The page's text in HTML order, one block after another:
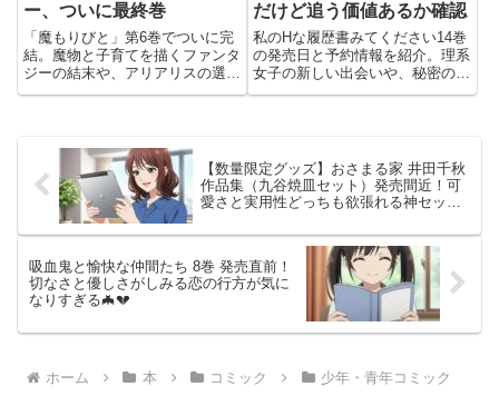
ー、ついに最終巻
「魔もりびと」第6巻でついに完
結。魔物と子育てを描くファンタ
ジーの結末や、アリアリスの選択
と冒険の行方を解説。
だけど追う価値あるか確認
私のHな履歴書みてください14巻
の発売日と予約情報を紹介。理系
女子の新しい出会いや、秘密のパ
ーティーで変化する感情など気に
【数量限定グッズ】おさまる家 井田千秋
作品集（九谷焼皿セット）発売間近！可
愛さと実用性どっちも欲張れる神セット
吸血鬼と愉快な仲間たち 8巻 発売直前！
切なさと優しさがしみる恋の行方が気に
なりすぎる🦇💔
ホーム 本 コミック 少年・青年コミック